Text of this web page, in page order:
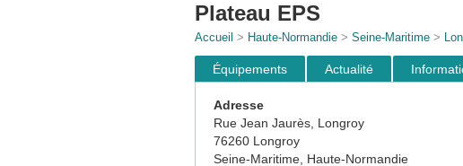
Plateau EPS
Accueil > Haute-Normandie> Seine-Maritime>
Équipements Actualité
Adresse
Rue Jean Jaurès, Longroy
76260 Longroy
Seine-Maritime, Haute-Normandie